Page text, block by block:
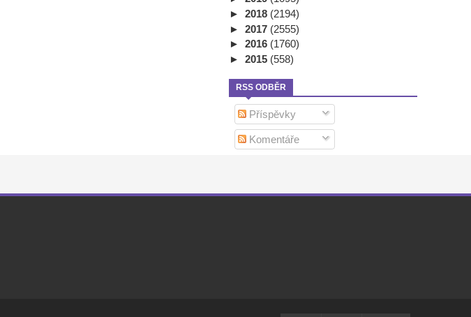
► 2018 (2194)
► 2017 (2555)
► 2016 (1760)
► 2015 (558)
RSS ODBĚR
Příspěvky
Komentáře